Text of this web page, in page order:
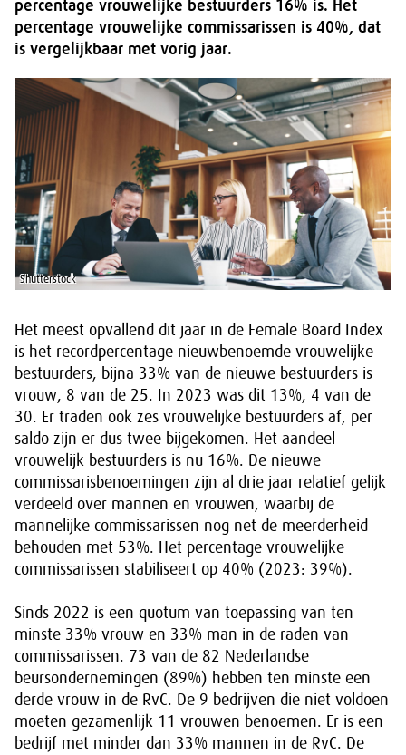
percentage vrouwelijke bestuurders 16% is. Het
percentage vrouwelijke commissarissen is 40%, dat
is vergelijkbaar met vorig jaar.
Shutterstock
Het meest opvallend dit jaar in de Female Board Index
is het recordpercentage nieuwbenoemde vrouwelijke
bestuurders, bijna 33% van de nieuwe bestuurders is
vrouw, 8 van de 25. In 2023 was dit 13%, 4 van de
30. Er traden ook zes vrouwelijke bestuurders af, per
saldo zijn er dus twee bijgekomen. Het aandeel
vrouwelijk bestuurders is nu 16%. De nieuwe
commissarisbenoemingen zijn al drie jaar relatief gelijk
verdeeld over mannen en vrouwen, waarbij de
mannelijke commissarissen nog net de meerderheid
behouden met 53%. Het percentage vrouwelijke
commissarissen stabiliseert op 40% (2023: 39%).
Sinds 2022 is een quotum van toepassing van ten
minste 33% vrouw en 33% man in de raden van
commissarissen. 73 van de 82 Nederlandse
beursondernemingen (89%) hebben ten minste een
derde vrouw in de RvC. De 9 bedrijven die niet voldoen
moeten gezamenlijk 11 vrouwen benoemen. Er is een
bedrijf met minder dan 33% mannen in de RvC. De